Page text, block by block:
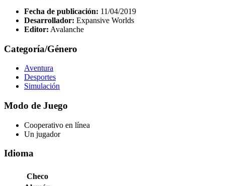
Fecha de publicación: 11/04/2019
Desarrollador: Expansive Worlds
Editor: Avalanche
Categoría/Género
Aventura
Desportes
Simulación
Modo de Juego
Cooperativo en línea
Un jugador
Idioma
Checo